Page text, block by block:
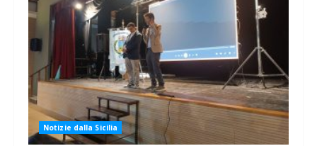
Notizie dalla Sicilia